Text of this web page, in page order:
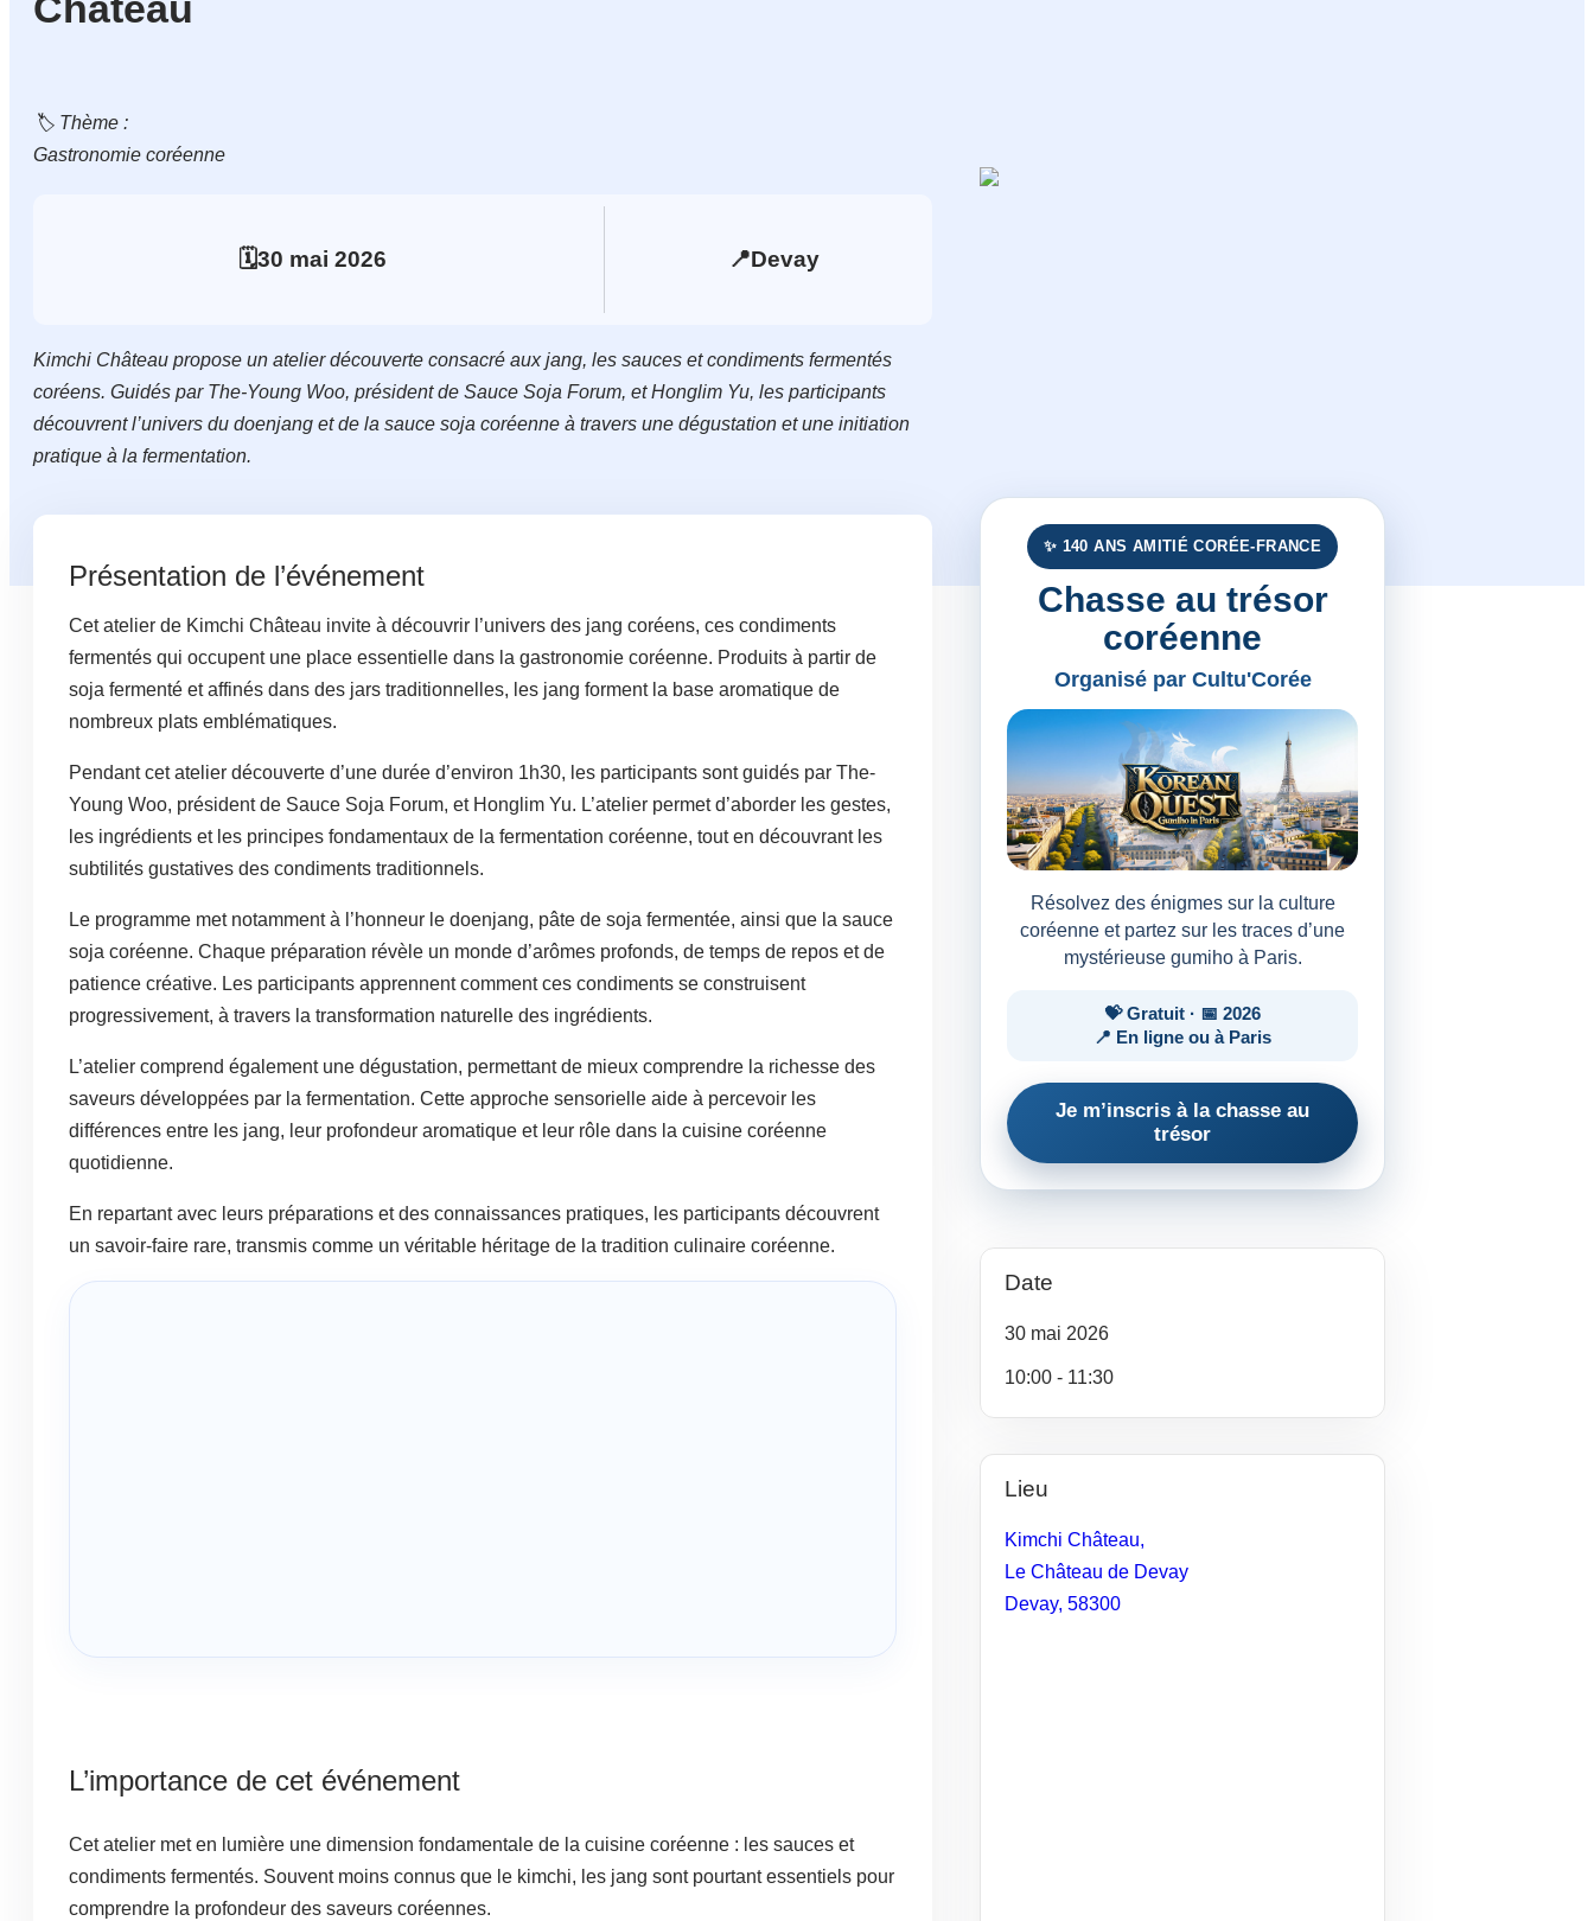
🏷️ Thème :
Gastronomie coréenne
🗓️30 mai 2026 📍Devay
Kimchi Château propose un atelier découverte consacré aux jang, les sauces et condiments fermentés
coréens. Guidés par The-Young Woo, président de Sauce Soja Forum, et Honglim Yu, les participants
découvrent l’univers du doenjang et de la sauce soja coréenne à travers une dégustation et une initiation
pratique à la fermentation.
Présentation de l’événement
Cet atelier de Kimchi Château invite à découvrir l’univers des jang coréens, ces condiments
fermentés qui occupent une place essentielle dans la gastronomie coréenne. Produits à partir de
soja fermenté et affinés dans des jars traditionnelles, les jang forment la base aromatique de
nombreux plats emblématiques.
Pendant cet atelier découverte d’une durée d’environ 1h30, les participants sont guidés par The-
Young Woo, président de Sauce Soja Forum, et Honglim Yu. L’atelier permet d’aborder les gestes,
les ingrédients et les principes fondamentaux de la fermentation coréenne, tout en découvrant les
subtilités gustatives des condiments traditionnels.
Le programme met notamment à l’honneur le doenjang, pâte de soja fermentée, ainsi que la sauce
soja coréenne. Chaque préparation révèle un monde d’arômes profonds, de temps de repos et de
patience créative. Les participants apprennent comment ces condiments se construisent
progressivement, à travers la transformation naturelle des ingrédients.
L’atelier comprend également une dégustation, permettant de mieux comprendre la richesse des
saveurs développées par la fermentation. Cette approche sensorielle aide à percevoir les
différences entre les jang, leur profondeur aromatique et leur rôle dans la cuisine coréenne
quotidienne.
En repartant avec leurs préparations et des connaissances pratiques, les participants découvrent
un savoir-faire rare, transmis comme un véritable héritage de la tradition culinaire coréenne.
L’importance de cet événement
Cet atelier met en lumière une dimension fondamentale de la cuisine coréenne : les sauces et
condiments fermentés. Souvent moins connus que le kimchi, les jang sont pourtant essentiels pour
comprendre la profondeur des saveurs coréennes.
✨ 140 ANS AMITIÉ CORÉE-FRANCE
Chasse au trésor
coréenne
Organisé par Cultu'Corée
Résolvez des énigmes sur la culture
coréenne et partez sur les traces d’une
mystérieuse gumiho à Paris.
💝 Gratuit · 📅 2026
📍 En ligne ou à Paris
Je m’inscris à la chasse au
trésor
Date
30 mai 2026
10:00 - 11:30
Lieu
Kimchi Château,
Le Château de Devay
Devay, 58300